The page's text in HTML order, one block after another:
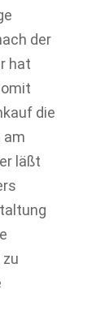
der
hat
die
am
läßt